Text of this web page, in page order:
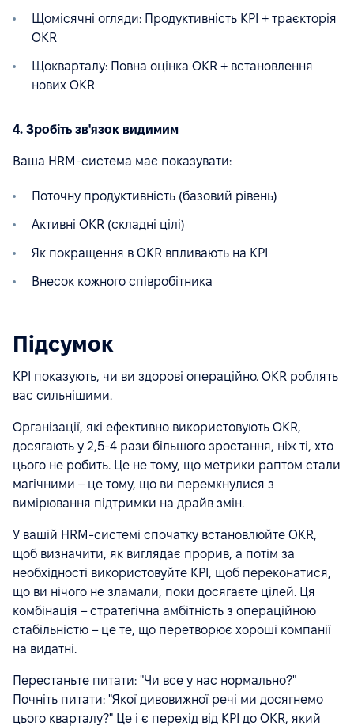
Щомісячні огляди: Продуктивність KPI + траєкторія
OKR
Щокварталу: Повна оцінка OKR + встановлення
нових OKR
4. Зробіть зв'язок видимим
Ваша HRM-система має показувати:
Поточну продуктивність (базовий рівень)
Активні OKR (складні цілі)
Як покращення в OKR впливають на KPI
Внесок кожного співробітника
Підсумок
KPI показують, чи ви здорові операційно. OKR роблять
вас сильнішими.
Організації, які ефективно використовують OKR,
досягають у 2,5-4 рази більшого зростання, ніж ті, хто
цього не робить. Це не тому, що метрики раптом стали
магічними – це тому, що ви перемкнулися з
вимірювання підтримки на драйв змін.
У вашій HRM-системі спочатку встановлюйте OKR,
щоб визначити, як виглядає прорив, а потім за
необхідності використовуйте KPI, щоб переконатися,
що ви нічого не зламали, поки досягаєте цілей. Ця
комбінація – стратегічна амбітність з операційною
стабільністю – це те, що перетворює хороші компанії
на видатні.
Перестаньте питати: "Чи все у нас нормально?"
Почніть питати: "Якої дивовижної речі ми досягнемо
цього кварталу?" Це і є перехід від KPI до OKR, який